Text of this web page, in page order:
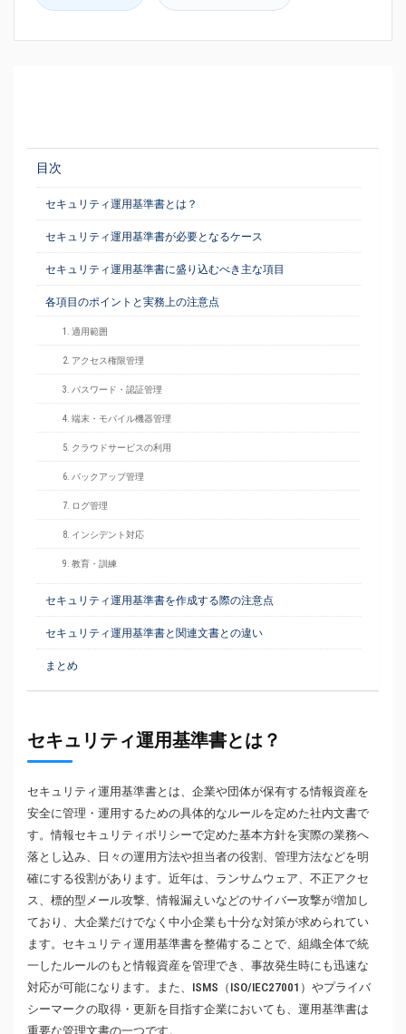
目次
セキュリティ運用基準書とは？
セキュリティ運用基準書が必要となるケース
セキュリティ運用基準書に盛り込むべき主な項目
各項目のポイントと実務上の注意点
1. 適用範囲
2. アクセス権限管理
3. パスワード・認証管理
4. 端末・モバイル機器管理
5. クラウドサービスの利用
6. バックアップ管理
7. ログ管理
8. インシデント対応
9. 教育・訓練
セキュリティ運用基準書を作成する際の注意点
セキュリティ運用基準書と関連文書との違い
まとめ
セキュリティ運用基準書とは？
セキュリティ運用基準書とは、企業や団体が保有する情報資産を
安全に管理・運用するための具体的なルールを定めた社内文書で
す。情報セキュリティポリシーで定めた基本方針を実際の業務へ
落とし込み、日々の運用方法や担当者の役割、管理方法などを明
確にする役割があります。近年は、ランサムウェア、不正アクセ
ス、標的型メール攻撃、情報漏えいなどのサイバー攻撃が増加し
ており、大企業だけでなく中小企業も十分な対策が求められてい
ます。セキュリティ運用基準書を整備することで、組織全体で統
一したルールのもと情報資産を管理でき、事故発生時にも迅速な
対応が可能になります。また、ISMS（ISO/IEC27001）やプライバ
シーマークの取得・更新を目指す企業においても、運用基準書は
重要な管理文書の一つです。